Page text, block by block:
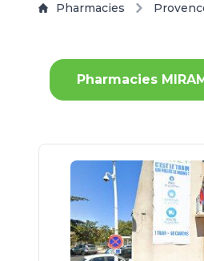
Pharmacies
Pharmacies